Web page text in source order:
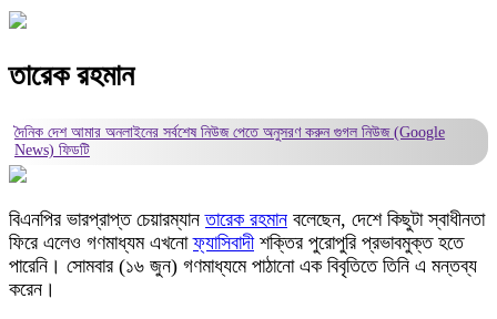
তারেক রহমান
দৈনিক দেশ আমার অনলাইনের সর্বশেষ নিউজ পেতে অনুসরণ করুন গুগল নিউজ (Google
News) ফিডটি
বিএনপির ভারপ্রাপ্ত চেয়ারম্যানতারেক রহমান বলেছেন, দেশে কিছুটা স্বাধীনতা
ফিরে এলেও গণমাধ্যম এখনোফ্যাসিবাদীশক্তির পুরোপুরি প্রভাবমুক্ত হতে
পারেনি। সোমবার (১৬ জুন) গণমাধ্যমে পাঠানো এক বিবৃতিতে তিনি এ মন্তব্য
করেন।